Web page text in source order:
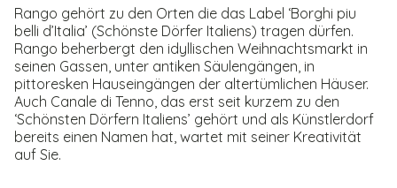
Rango gehört zu den Orten die das Label ‘Borghi piu
belli d’Italia’ (Schönste Dörfer Italiens) tragen dürfen.
Rango beherbergt den idyllischen Weihnachtsmarkt in
seinen Gassen, unter antiken Säulengängen, in
pittoresken Hauseingängen der altertümlichen Häuser.
Auch Canale di Tenno, das erst seit kurzem zu den
‘Schönsten Dörfern Italiens’ gehört und als Künstlerdorf
bereits einen Namen hat, wartet mit seiner Kreativität
auf Sie.